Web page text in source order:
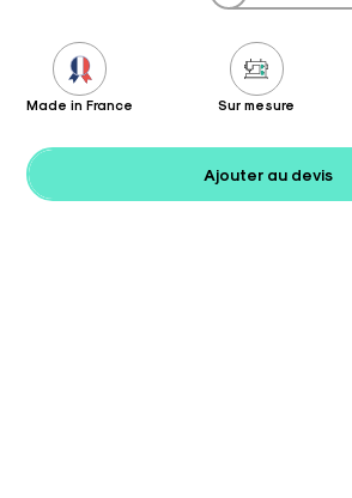
Made in France Sur mesure
Ajouter au devis